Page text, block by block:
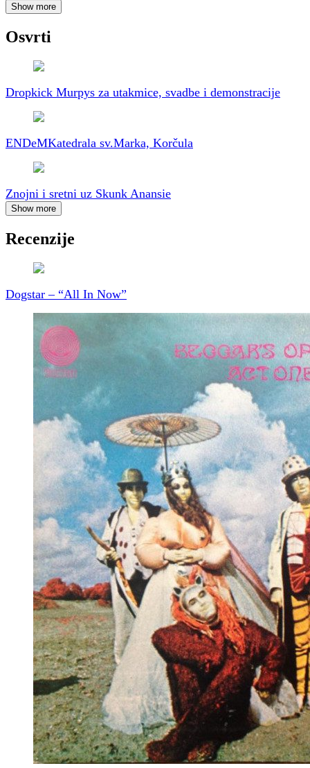
Show more
Osvrti
Dropkick Murpys za utakmice, svadbe i demonstracije
ENDeMKatedrala sv.Marka, Korčula
Znojni i sretni uz Skunk Anansie
Show more
Recenzije
Dogstar – “All In Now”